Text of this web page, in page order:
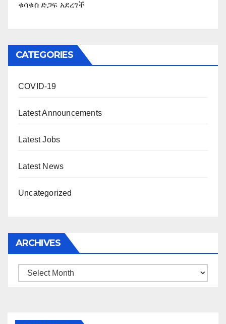
ቁሳቁስ ድጋፍ አደረገች
CATEGORIES
COVID-19
Latest Announcements
Latest Jobs
Latest News
Uncategorized
ARCHIVES
Archives